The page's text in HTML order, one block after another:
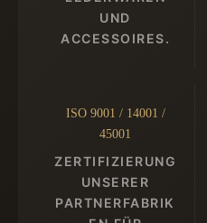
UND
ACCESSOIRES.
ISO 9001 / 14001 /
45001
ZERTIFIZIERUNG
UNSERER
PARTNERFABRIK